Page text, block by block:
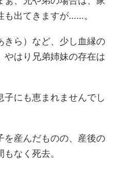
も出てきますが……。
きら）など、少し血縁の
やはり兄弟姉妹の存在は
子にも恵まれませんでし
を産んだものの、産後の
なく死去。